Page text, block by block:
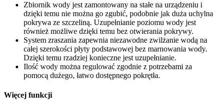
Zbiornik wody jest zamontowany na stałe na urządzeniu i
dzięki temu nie można go zgubić, podobnie jak duża uchylna
pokrywa ze szczeliną. Uzupełnianie poziomu wody jest
również możliwe dzięki temu bez otwierania pokrywy.
System zraszania zapewnia niezawodne zwilżanie wodą na
całej szerokości płyty podstawowej bez marnowania wody.
Dzięki temu rzadziej konieczne jest uzupełnianie.
Ilość wody można regulować zgodnie z potrzebami za
pomocą dużego, łatwo dostępnego pokrętła.
Więcej funkcji